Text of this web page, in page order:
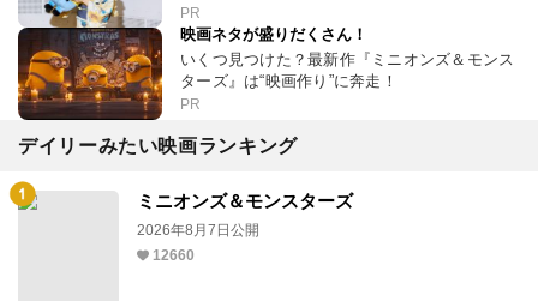
PR
映画ネタが盛りだくさん！
いくつ見つけた？最新作『ミニオンズ＆モンス
ターズ』は“映画作り”に奔走！
PR
デイリーみたい映画ランキング
ミニオンズ＆モンスターズ
2026年8月7日公開
12660